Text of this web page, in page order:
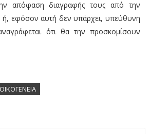
απόφαση διαγραφής τους από την
εφόσον αυτή δεν υπάρχει, υπεύθυνη
ότι θα την προσκομίσουν